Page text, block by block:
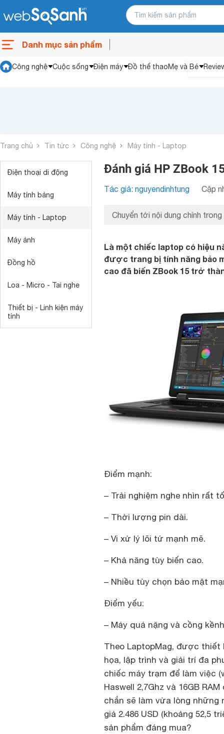
Danh mục sản phẩm
Công nghệ Cuộc sống Điện máy Đồ thể thaoMẹ và Bé
Trang chủ Tin tức Công nghệ Máy tính - Laptop
Điện thoại di động
Máy tính bảng
Máy tính - Laptop
Máy ảnh
Đồng hồ
Loa - Micro - Tai nghe
Thiết bị - Linh kiện máy
tính
Đánh giá HP ZBook
Tác giả: nguyendinhtung Cập
Chuyển tới nội dung chính trong
Là một chiếc laptop có hiệu
được trang bị tính năng bảo
cao đã biến ZBook 15 trở
Điểm mạnh:
– Trải nghiệm nghe nhìn rất
– Thời lượng pin dài.
– Vi xử lý lõi tứ mạnh mẽ.
– Khả năng tùy biến cao.
– Nhiều tùy chọn bảo mật
Điểm yếu:
– Máy quá nặng và cồng
Theo LaptopMag, được thiết
họa, lập trình và giải trí đa
chiếc máy trạm để làm việc
Haswell 2,7Ghz và 16GB
chắn sẽ làm vừa lòng những
giá 2.486 USD (khoảng 52,5
sản phẩm đáng mua?